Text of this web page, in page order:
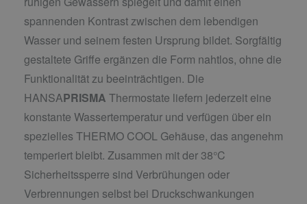
spannenden Kontrast zwischen dem lebendigen
Wasser und seinem festen Ursprung bildet. Sorgfältig
gestaltete Griffe ergänzen die Form nahtlos, ohne die
Funktionalität zu beeinträchtigen. Die
HANSAPRISMA Thermostate liefern jederzeit eine
konstante Wassertemperatur und verfügen über ein
spezielles THERMO COOL Gehäuse, das angenehm
temperiert bleibt. Zusammen mit der 38°C
Sicherheitssperre sind Verbrühungen oder
Verbrennungen selbst bei Druckschwankungen